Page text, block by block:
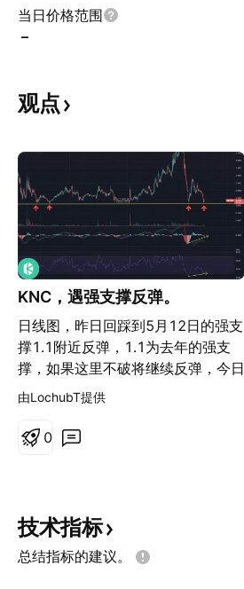
当日价格范围
–
观点
KNC，遇强支撑反弹。
日线图，昨日回踩到5月12日的强支
撑1.1附近反弹，1.1为去年的强支
撑，如果这里不破将继续反弹，今日
币圈处于整体下砸状态，kNC比较
高日内反弹9%左右，目前跟随整体
如果金叉可多。RSI指标和5月12日
的状态在超卖区也是底背离状态。
操作上，关注1.1附近支撑，有效被
由LochubT提供
0
技术指标
总结指标的建议。